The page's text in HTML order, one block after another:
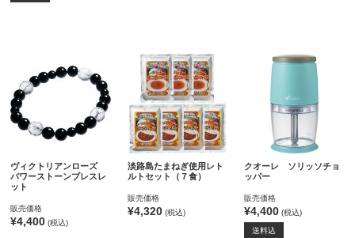
ヴィクトリアンローズ
パワーストーンブレスレ
ット
販売価格
¥4,400 (税込)
淡路島たまねぎ使用レト
ルトセット（７食）
販売価格
¥4,320(税込)
クオーレ ソリッソチョ
ッパー
販売価格
¥4,400 (税込)
送料込